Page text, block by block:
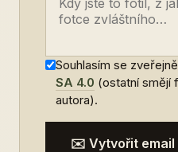
Souhlasím se
SA 4.0 (ostatní smějí
autora).
✉️ Vytvořit email